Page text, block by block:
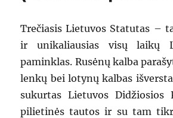
Trečiasis Lietuvos Statutas –
ir unikaliausias visų laikų
paminklas. Rusėnų kalba
lenkų bei lotynų kalbas
sukurtas Lietuvos Didžiosios
pilietinės tautos ir su tam